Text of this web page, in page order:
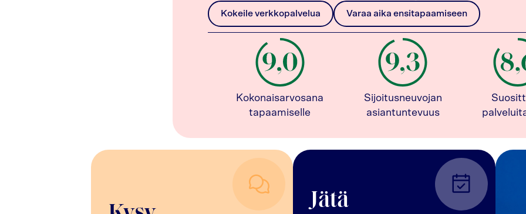
Kokeile verkkopalvelua Varaa aika ensitapaamiseen
Kokonaisarvosana
tapaamiselle
Sijoitusneuvojan
asiantuntevuus
Jätä